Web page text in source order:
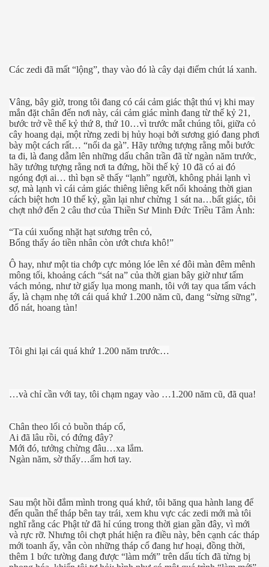
Các zedi đã mất “lộng”, thay vào đó là cây dại điểm chút lá xanh.
Vâng, bây giờ, trong tôi đang có cái cảm giác thật thú vị khi may
mắn đặt chân đến nơi này, cái cảm giác mình đang từ thế kỷ 21,
bước trở về thế kỷ thứ 8, thứ 10…vì trước mắt chúng tôi, giữa cỏ
cây hoang dại, một rừng zedi bị hủy hoại bởi sương gió đang phơi
bày một cách rất… “nổi da gà”. Hãy tưởng tượng rằng mỗi bước
ta đi, là đang dẫm lên những dấu chân trần đã từ ngàn năm trước,
hãy tưởng tượng rằng nơi ta đứng, hồi thế kỷ 10 đã có ai đó
ngóng đợi ai… thì bạn sẽ thấy “lạnh” người, không phải lạnh vì
sợ, mà lạnh vì cái cảm giác thiêng liêng kết nối khoảng thời gian
cách biệt hơn 10 thế kỷ, gần lại như chừng 1 sát na…bất giác, tôi
chợt nhớ đến 2 câu thơ của Thiền Sư Minh Đức Triều Tâm Ảnh:
“Ta cúi xuống nhặt hạt sương trên cỏ,
Bổng thấy áo tiền nhân còn ướt chưa khô!”
Ô hay, như một tia chớp cực mỏng lóe lên xé đôi màn đêm mênh
mông tối, khoảng cách “sát na” của thời gian bây giờ như tấm
vách mỏng, như tờ giấy lụa mong manh, tôi với tay qua tấm vách
ấy, là chạm nhẹ tới cái quá khứ 1.200 năm cũ, đang “sừng sững”,
đổ nát, hoang tàn!
Tôi ghi lại cái quá khứ 1.200 năm trước…
…và chỉ cần với tay, tôi chạm ngay vào …1.200 năm cũ, đã qua!
Chân theo lối cỏ buồn tháp cổ,
Ai đã lâu rồi, có đứng đây?
Mới đó, tưởng chừng đâu…xa lắm.
Ngàn năm, sờ thấy…ấm hơi tay.
Sau một hồi đắm mình trong quá khứ, tôi băng qua hành lang để
đến quần thể tháp bên tay trái, xem khu vực các zedi mới mà tôi
nghĩ rằng các Phật tử đã hỉ cúng trong thời gian gần đây, vì mới
và rực rỡ. Nhưng tôi chợt phát hiện ra điều này, bên cạnh các tháp
mới toanh ấy, vẫn còn những tháp cổ đang hư hoại, đồng thời,
thêm 1 bức tường đang được “làm mới” trên dấu tích đã từng bị